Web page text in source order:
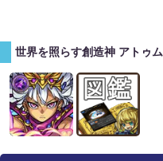
世界を照らす創造神 アトゥム